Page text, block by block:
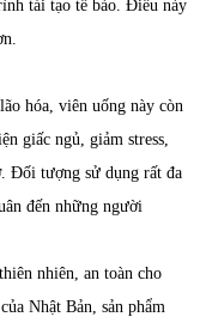
tái tạo tế bào. Điều này
hóa, viên uống này còn
giấc ngủ, giảm stress,
Đối tượng sử dụng rất đa
đến những người
nhiên, an toàn cho
Nhật Bản, sản phẩm